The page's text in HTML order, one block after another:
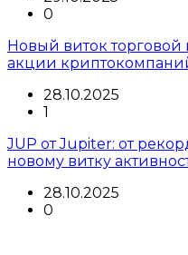
0
Новый виток торговой
акции
28.10.2025
1
JUP от Jupiter: от
новому витку
28.10.2025
0